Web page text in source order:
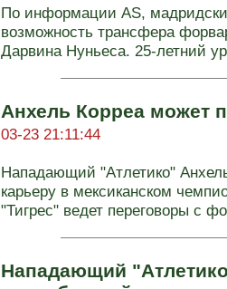
По информации AS,
возможность трансфера
Дарвина Нуньеса. 25-летний
Анхель Корреа может
03-23 21:11:44
Нападающий "Атлетико"
карьеру в мексиканском
"Тигрес" ведет переговоры с
Нападающий